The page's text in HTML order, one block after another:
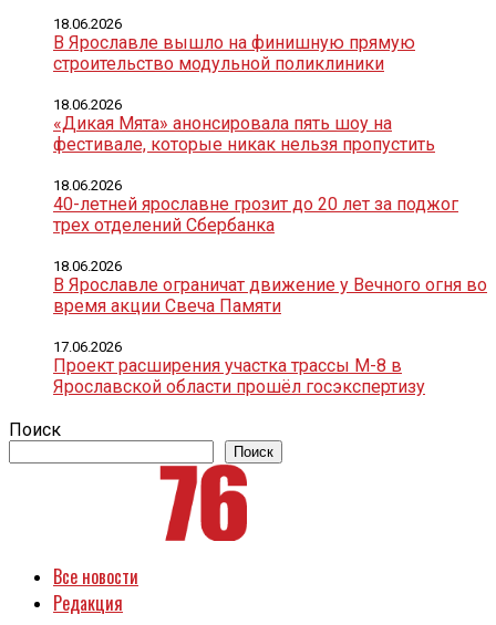
В Ярославле вышло на финишную прямую
строительство модульной поликлиники
18.06.2026
«Дикая Мята» анонсировала пять шоу на
фестивале, которые никак нельзя пропустить
18.06.2026
40-летней ярославне грозит до 20 лет за поджог
трех отделений Сбербанка
18.06.2026
В Ярославле ограничат движение у Вечного огня во
время акции Свеча Памяти
18.06.2026
Проект расширения участка трассы М-8 в
Ярославской области прошёл госэкспертизу
17.06.2026
Поиск
Поиск
Все новости
Редакция